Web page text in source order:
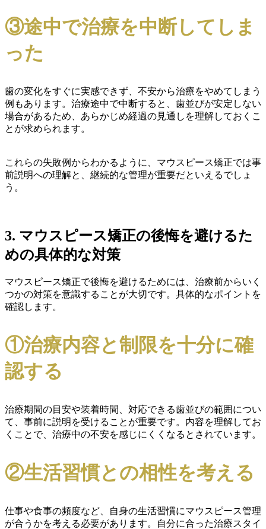
③途中で治療を中断してしま
った
歯の変化をすぐに実感できず、不安から治療をやめてしまう
例もあります。治療途中で中断すると、歯並びが安定しない
場合があるため、あらかじめ経過の見通しを理解しておくこ
とが求められます。
これらの失敗例からわかるように、マウスピース矯正では事
前説明への理解と、継続的な管理が重要だといえるでしょ
う。
3. マウスピース矯正の後悔を避けるた
めの具体的な対策
マウスピース矯正で後悔を避けるためには、治療前からいく
つかの対策を意識することが大切です。具体的なポイントを
確認します。
①治療内容と制限を十分に確
認する
治療期間の目安や装着時間、対応できる歯並びの範囲につい
て、事前に説明を受けることが重要です。内容を理解してお
くことで、治療中の不安を感じにくくなるとされています。
②生活習慣との相性を考える
仕事や食事の頻度など、自身の生活習慣にマウスピース管理
が合うかを考える必要があります。自分に合った治療スタイ